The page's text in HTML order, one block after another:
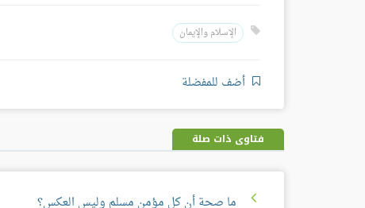
الإسلام والإيمان
أضف للمفضلة
فتاوى ذات صلة
ما صحة أن كل مؤمن مسلم وليس العكس؟